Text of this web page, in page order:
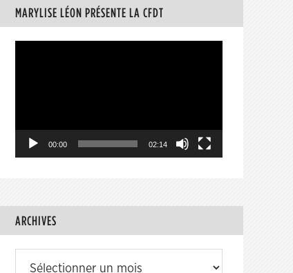
articles
MARYLISE LÉON PRÉSENTE LA CFDT
00:00 02:14
ARCHIVES